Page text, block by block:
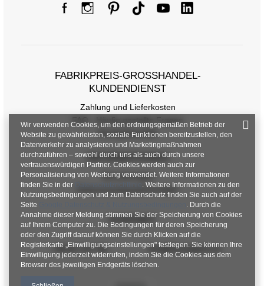
FABRIKPREIS-GROSSHANDEL-K
UNDENDIENST
Zahlung und Lieferkosten
FAQ - Häufig gestellte Fragen
Rückgabepolitik
INFORMATIONEN
Verordnungen
Datenschutzbestimmungen
KONTAKT
+48 601 547 740 hurt@factoryprice.eu
Wir verwenden Cookies, um den ordnungsgemäßen Betrieb der
Website zu gewährleisten, soziale Funktionen bereitzustellen, den
Datenverkehr zu analysieren und Marketingmaßnahmen
durchzuführen – sowohl durch uns als auch durch unsere
vertrauenswürdigen Partner. Cookies werden auch zur
Personalisierung von Werbung verwendet. Weitere Informationen
finden Sie in der
Datenschutzrichtlinie. Weitere Informationen zu den
Nutzungsbedingungen und zum Datenschutz finden Sie auch auf der
Seite
. Durch die
Annahme dieser Meldung stimmen Sie der Speicherung von Cookies
auf Ihrem Computer zu. Die Bedingungen für deren Speicherung
oder den Zugriff darauf können Sie durch Klicken auf die
Registerkarte „Einwilligungseinstellungen" festlegen. Sie können Ihre
Einwilligung jederzeit widerrufen, indem Sie die Cookies aus dem
Browser des jeweiligen Endgeräts löschen.